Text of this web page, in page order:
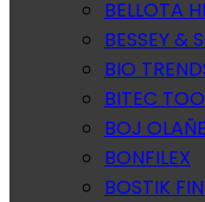
BELLOTA
BESSEY &
BIO
BITEC
BOJ
BONFILEX
BOSTIK